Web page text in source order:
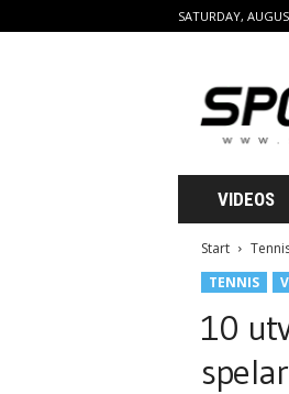
SATURDAY,
VIDEOS
Start
TENNIS
10